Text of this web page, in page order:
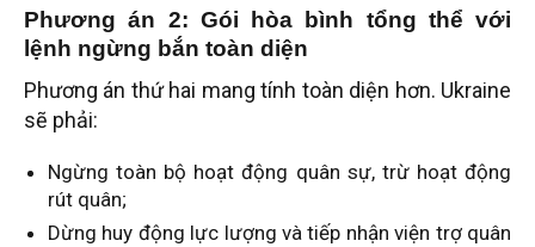
Phương án 2: Gói hòa bình tổng thể với
lệnh ngừng bắn toàn diện
Phương án thứ hai mang tính toàn diện hơn. Ukraine
sẽ phải:
Ngừng toàn bộ hoạt động quân sự, trừ hoạt động
rút quân;
Dừng huy động lực lượng và tiếp nhận viện trợ quân